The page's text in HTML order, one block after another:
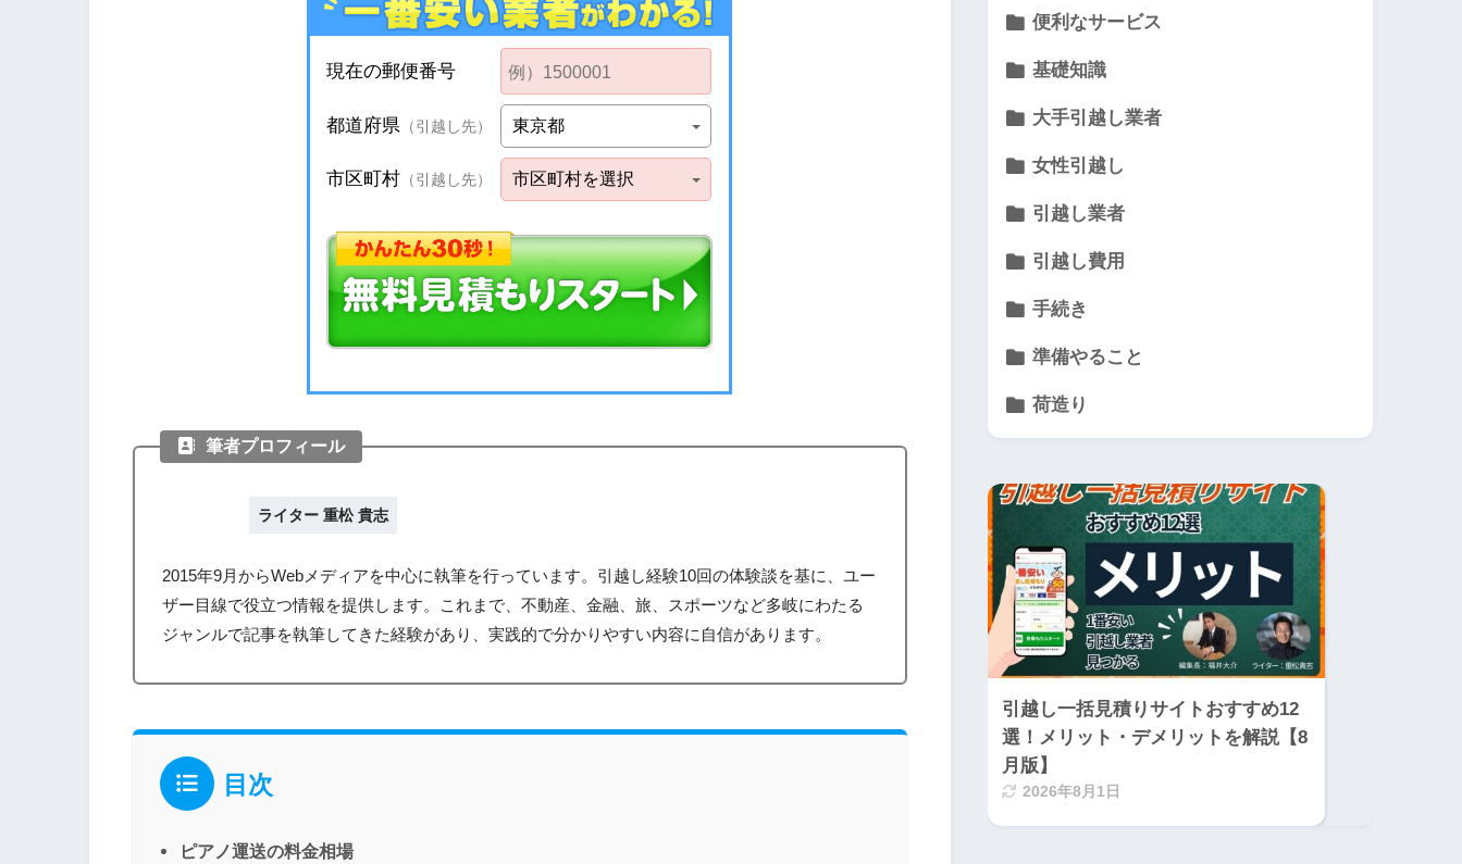
筆者プロフィール
ライター 重松 貴志
2015年9月からWebメディアを中心に執筆を行っています。引越し経験10回の体験談を基に、ユー
ザー目線で役立つ情報を提供します。これまで、不動産、金融、旅、スポーツなど多岐にわたる
ジャンルで記事を執筆してきた経験があり、実践的で分かりやすい内容に自信があります。
目次
ピアノ運送の料金相場
便利なサービス
基礎知識
大手引越し業者
女性引越し
引越し業者
引越し費用
手続き
準備やること
荷造り
引越し一括見積りサイトおすすめ12
選！メリット・デメリットを解説【8
月版】
2026年8月1日